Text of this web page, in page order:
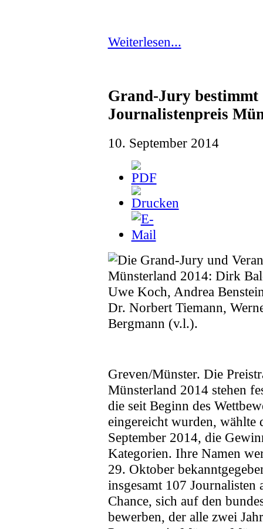
Weiterlesen...
Grand-Jury bestimmt
Journalistenpreis
10. September 2014
Greven/Münster. Die
Münsterland 2014 stehen
die seit Beginn des
eingereicht wurden, wählte
September 2014, die
Kategorien. Ihre Namen
29. Oktober
insgesamt 107
Chance, sich auf den
bewerben, der alle zwei